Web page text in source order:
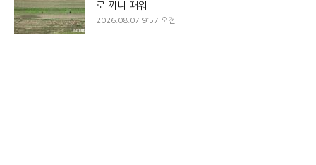
로 끼니 때워
2026.08.07 9:57 오전